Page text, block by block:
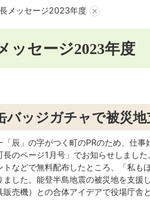
メッセージ2023年度
ッセージ2023年度
バッジガチャで被災地
「辰」の字がつく町のPRのため、仕
長のページ1月号」でお知らせしまし
トなどで無料配布したところ、「私
ました。能登半島地震の被災地を支援
販売機）との合体アイデアで役場庁舎